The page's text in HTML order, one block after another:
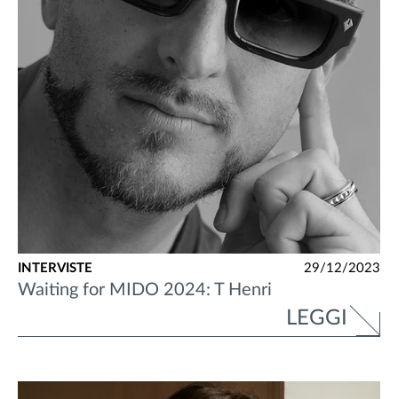
INTERVISTE 29/12/2023
Waiting for MIDO 2024: T Henri
LEGGI